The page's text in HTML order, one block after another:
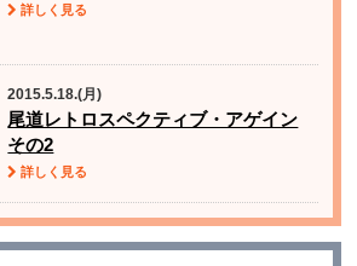
詳しく見る
2015.5.18.(月)
尾道レトロスペクティブ・アゲイン
その2
詳しく見る